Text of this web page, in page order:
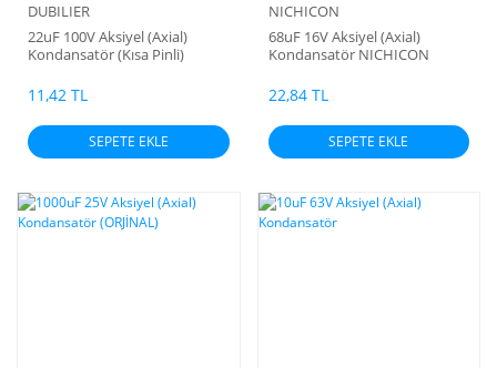
DUBILIER
22uF 100V Aksiyel (Axial)
Kondansatör (Kısa Pinli)
11,42 TL
SEPETE EKLE
NICHICON
68uF 16V Aksiyel (Axial)
Kondansatör NICHICON
22,84 TL
SEPETE EKLE